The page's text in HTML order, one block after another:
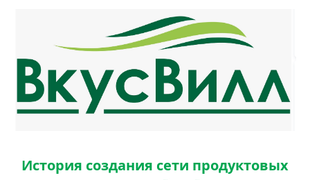
История создания сети продуктовых